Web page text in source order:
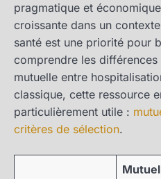
pragmatique et
croissante dans un
santé est une priorité pour
comprendre les
mutuelle entre
classique, cette ressource
particulièrement utile :
critères de sélection.